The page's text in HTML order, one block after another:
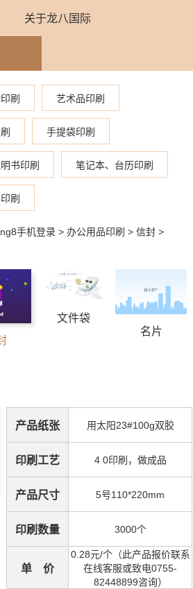
关于龙八国际
刷 艺术品印刷
手提袋印刷
书印刷 笔记本、台历印刷
刷
手机登录 > 办公用品印刷 > 信封 >
文件袋
名片
产品纸张 用太阳23#100g双胶
印刷工艺 4 0印刷，做成品
产品尺寸 5号110*220mm
印刷数量 3000个
单 价
0.28元/个（此产品报价联系
在线客服或致电0755-
82448899咨询）